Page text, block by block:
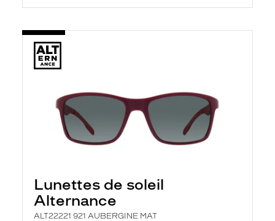
Lunettes de soleil
Alternance
ALT22221 921 AUBERGINE MAT